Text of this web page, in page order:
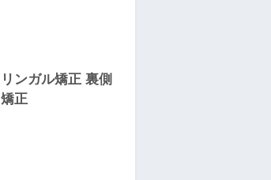
リンガル矯正 裏側
矯正